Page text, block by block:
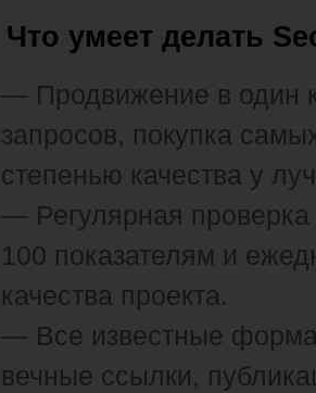
Что умеет делать
— Продвижение в один
запросов, покупка
степенью качества у
— Регулярная
100 показателям и
качества проекта.
— Все известные
вечные ссылки,